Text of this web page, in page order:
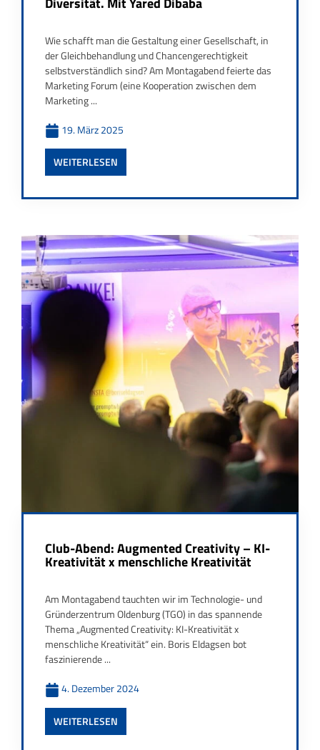
Wie schafft man die Gestaltung einer Gesellschaft, in
der Gleichbehandlung und Chancengerechtigkeit
selbstverständlich sind? Am Montagabend feierte das
Marketing Forum (eine Kooperation zwischen dem
Marketing ...
19. März 2025
WEITERLESEN
Club-Abend: Augmented Creativity – KI-
Kreativität x menschliche Kreativität
Am Montagabend tauchten wir im Technologie- und
Gründerzentrum Oldenburg (TGO) in das spannende
Thema „Augmented Creativity: KI-Kreativität x
menschliche Kreativität“ ein. Boris Eldagsen bot
faszinierende ...
4. Dezember 2024
WEITERLESEN